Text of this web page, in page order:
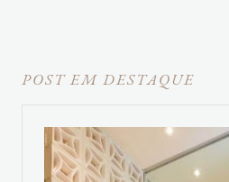
POST EM DESTAQUE